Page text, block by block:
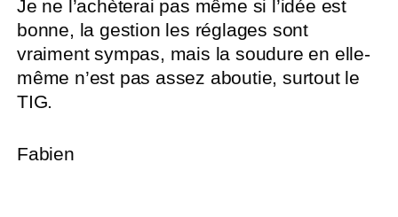
Je ne l’achèterai pas même si l’idée est
bonne, la gestion les réglages sont
vraiment sympas, mais la soudure en elle-
même n’est pas assez aboutie, surtout le
TIG.
Fabien